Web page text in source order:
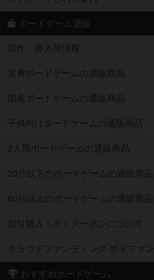
ボードゲーム通販
新作・再入荷情報
定番ボードゲームの通販商品
国産ボードゲームの通販商品
子供向けボードゲームの通販商品
2人用ボードゲームの通販商品
20分以下のボードゲームの通販商品
60分以上のボードゲームの通販商品
割引購入！ボドクーポンについて
クラウドファンディング ボドファン
おすすめボードゲーム